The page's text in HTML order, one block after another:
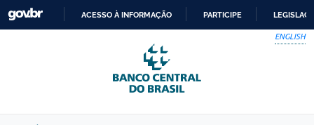
Skip to main content
PARA
O
CONTEÚDO
ACESSO À INFORMAÇÃO PARTICIPE
ENGLISH